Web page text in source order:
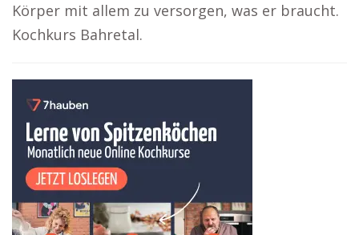
Körper mit allem zu versorgen, was er braucht.
Kochkurs Bahretal.